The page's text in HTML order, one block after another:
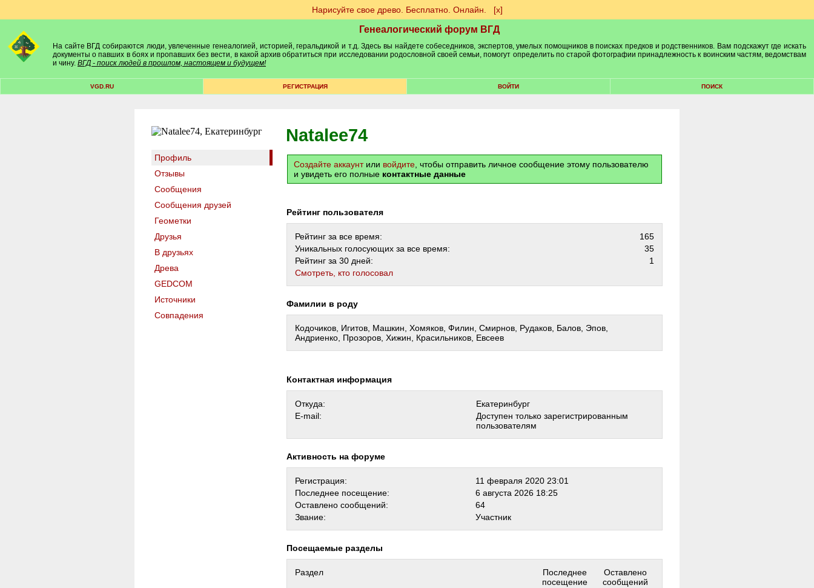
Нарисуйте свое древо. Бесплатно. Онлайн. [х]
Генеалогический форум ВГД
На сайте ВГД собираются люди, увлеченные генеалогией, историей, геральдикой и т.д. Здесь вы найдете собеседников, экспертов, умелых помощников в поисках предков и родственников. Вам подскажут где искать
документы о павших в боях и пропавших без вести, в какой архив обратиться при исследовании родословной своей семьи, помогут определить по старой фотографии принадлежность к воинским частям, ведомствам
и чину. ВГД - поиск людей в прошлом, настоящем и будущем!
VGD.RU РЕГИСТРАЦИЯ ВОЙТИ ПОИСК
Профиль
Отзывы
Сообщения
Сообщения друзей
Геометки
Друзья
В друзьях
Древа
GEDCOM
Источники
Совпадения
Natalee74
Создайте аккаунтили войдите , чтобы отправить личное сообщение этому пользователю
и увидеть его полные контактные данные
Рейтинг пользователя
Рейтинг за все время:
165
Уникальных голосующих за все время:
35
Рейтинг за 30 дней:
1
Cмотреть, кто голосовал
Фамилии в роду
Кодочиков, Игитов, Машкин, Хомяков, Филин, Смирнов, Рудаков, Балов, Эпов,
Андриенко, Прозоров, Хижин, Красильников, Евсеев
Контактная информация
Откуда:
Екатеринбург
E-mail:
Доступен только зарегистрированным
пользователям
Активность на форуме
Регистрация:
11 февраля 2020 23:01
Последнее посещение:
6 августа 2026 18:25
Оставлено сообщений:
64
Звание:
Участник
Посещаемые разделы
Раздел
Последнее
посещение
Оставлено
сообщений